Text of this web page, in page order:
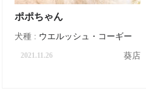
ポポちゃん
犬種 : ウエルッシュ・コーギー
2021.11.26 葵店